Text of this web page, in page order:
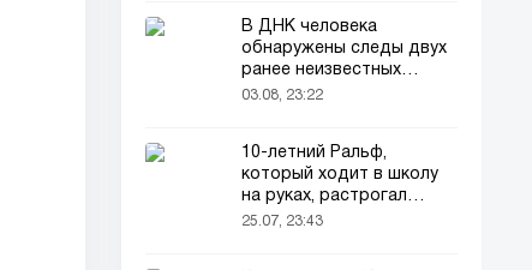
В ДНК человека
обнаружены следы двух
ранее неизвестных
предков
03.08, 23:22
10-летний Ральф,
который ходит в школу
на руках, растрогал
пользователей соцсетей
25.07, 23:43